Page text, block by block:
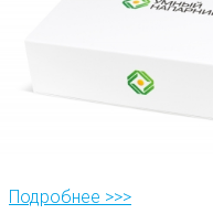
Подробнее >>>